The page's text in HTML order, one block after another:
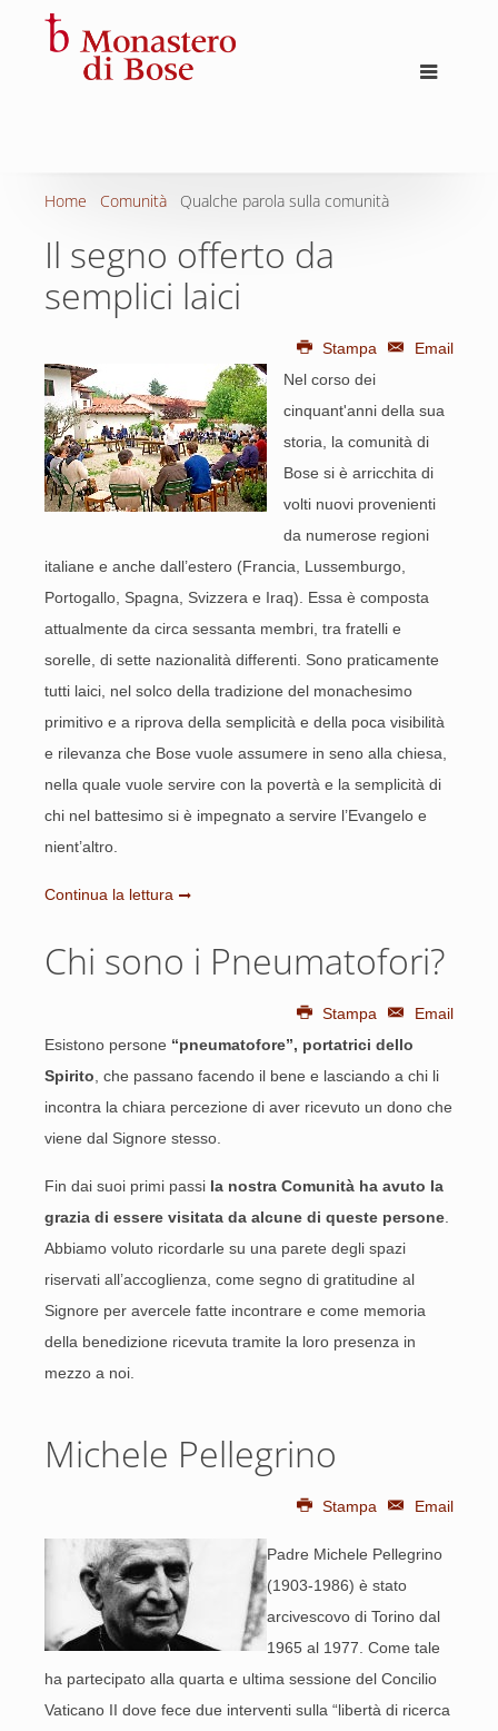
Home Comunità Qualche parola sulla comunità
Il segno offerto da
semplici laici
Stampa
Email
Nel corso dei
cinquant'anni della sua
storia, la comunità di
Bose si è arricchita di
volti nuovi provenienti
da numerose regioni
italiane e anche dall’estero (Francia, Lussemburgo,
Portogallo, Spagna, Svizzera e Iraq). Essa è composta
attualmente da circa sessanta membri, tra fratelli e
sorelle, di sette nazionalità differenti. Sono praticamente
tutti laici, nel solco della tradizione del monachesimo
primitivo e a riprova della semplicità e della poca visibilità
e rilevanza che Bose vuole assumere in seno alla chiesa,
nella quale vuole servire con la povertà e la semplicità di
chi nel battesimo si è impegnato a servire l’Evangelo e
nient’altro.
Continua la lettura
Chi sono i Pneumatofori?
Stampa
Email
Esistono persone “pneumatofore”, portatrici dello
Spirito , che passano facendo il bene e lasciando a chi li
incontra la chiara percezione di aver ricevuto un dono che
viene dal Signore stesso.
Fin dai suoi primi passi la nostra Comunità ha avuto la
grazia di essere visitata da alcune di queste persone
Abbiamo voluto ricordarle su una parete degli spazi
riservati all’accoglienza, come segno di gratitudine al
Signore per avercele fatte incontrare e come memoria
della benedizione ricevuta tramite la loro presenza in
mezzo a noi.
Michele Pellegrino
Stampa Email
Padre Michele Pellegrino
(1903-1986) è stato
arcivescovo di Torino dal
1965 al 1977. Come tale
ha partecipato alla quarta e ultima sessione del Concilio
Vaticano II dove fece due interventi sulla “libertà di ricerca